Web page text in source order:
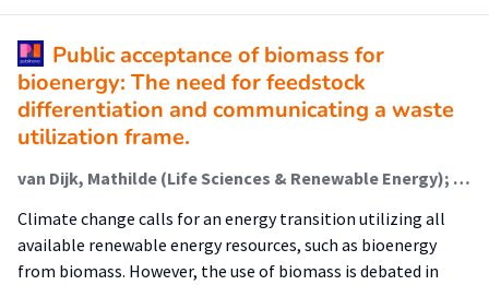
Public acceptance of biomass for
bioenergy: The need for feedstock
differentiation and communicating a waste
utilization frame.
van Dijk, Mathilde (Life Sciences & Renewable Energy); Goedegebure, Robert; Nap, Jan Peter
Climate change calls for an energy transition utilizing all
available renewable energy resources, such as bioenergy
from biomass. However, the use of biomass is debated in